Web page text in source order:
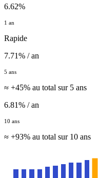
6.62%
1 an
Rapide
7.71% / an
5 ans
≈ +45% au total sur 5 ans
6.81% / an
10 ans
≈ +93% au total sur 10 ans